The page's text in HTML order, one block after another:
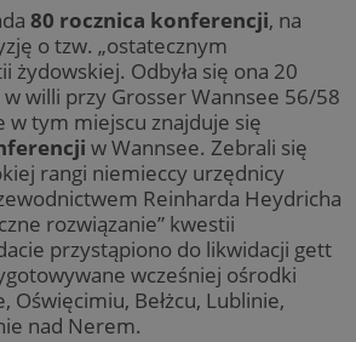
80 rocznica konferencji, na
o tzw. „ostatecznym
żydowskiej. Odbyła się ona 20
willi przy Grosser Wannsee 56/58
w tym miejscu znajduje się
w Wannsee. Zebrali się
rangi niemieccy urzędnicy
Reinharda Heydricha
rozwiązanie” kwestii
przystąpiono do likwidacji gett
wcześniej ośrodki
Oświęcimiu, Bełżcu, Lublinie,
nad Nerem.